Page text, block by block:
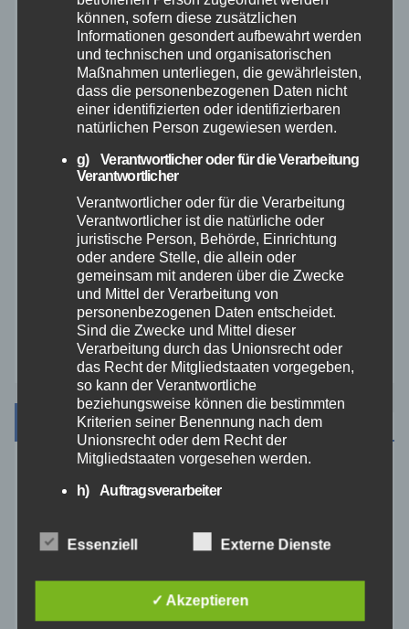
Rettungsdienst
Rhein-Lahn
Veranstaltungen
Westerwald
Archiv
Mai 2026
können, sofern diese zusätzlichen
Informationen gesondert aufbewahrt werden
und technischen und organisatorischen
Maßnahmen unterliegen, die gewährleisten,
dass die personenbezogenen Daten nicht
einer identifizierten oder identifizierbaren
natürlichen Person zugewiesen werden.
g) Verantwortlicher oder für die Verarbeitung
Verantwortlicher
Verantwortlicher oder für die Verarbeitung
Verantwortlicher ist die natürliche oder
juristische Person, Behörde, Einrichtung
oder andere Stelle, die allein oder
gemeinsam mit anderen über die Zwecke
und Mittel der Verarbeitung von
personenbezogenen Daten entscheidet.
Sind die Zwecke und Mittel dieser
Verarbeitung durch das Unionsrecht oder
das Recht der Mitgliedstaaten vorgegeben,
so kann der Verantwortliche
beziehungsweise können die bestimmten
Kriterien seiner Benennung nach dem
Unionsrecht oder dem Recht der
Mitgliedstaaten vorgesehen werden.
h) Auftragsverarbeiter
juristische Person, Behörde, Einrichtung
oder andere Stelle, die personenbezogene
i) Empfänger
Essenziell Externe Dienste
✓ Akzeptieren